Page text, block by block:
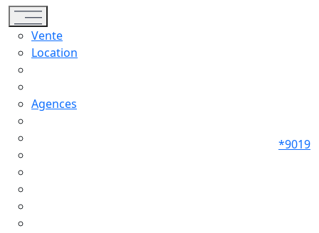
Toggle navigation
Vente
Location
Agences
*9019